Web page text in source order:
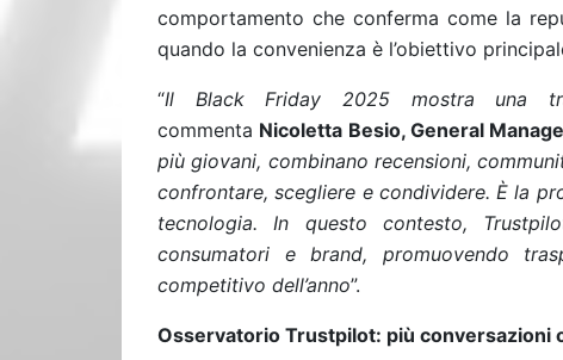
comportamento che conferma come la
quando la convenienza è l’obiettivo
“Il Black Friday 2025 mostra una
commenta Nicoletta Besio, General
più giovani, combinano recensioni,
confrontare, scegliere e condividere. È la
tecnologia. In questo contesto,
consumatori e brand, promuovendo
competitivo dell’anno”.
Osservatorio Trustpilot: più conversazioni